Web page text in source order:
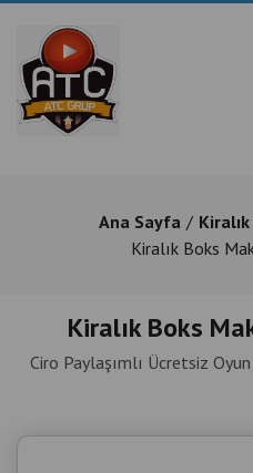
Ana Sayfa
Kiralık Boks
Kiralık Boks
Ciro Paylaşımlı Ücretsiz